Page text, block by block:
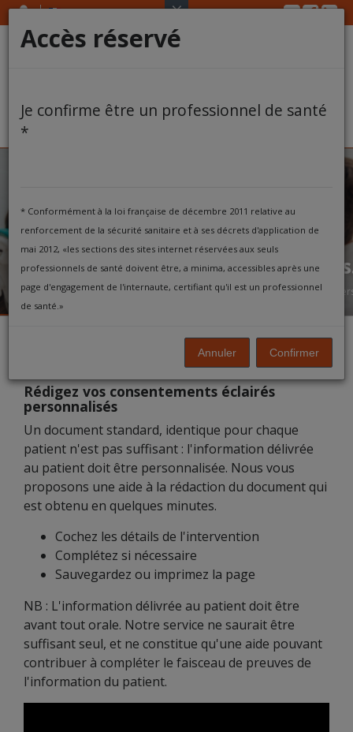
Skip
to
content
Twitter
SARL
Personnalisez vos consentements
Profitez d'un essai gratuit et sans
engagement de 10
Expliquez vos plans de traitements, rédigez vos consentements éclairés
Accès réservé
Je confirme être un professionnel de santé
*
* Conformément à la loi française de décembre 2011 relative au
renforcement de la sécurité sanitaire et à ses décrets d'application de
mai 2012, «les sections des sites internet réservées aux seuls
professionnels de santé doivent être, a minima, accessibles après une
page d'engagement de l'internaute, certifiant qu'il est un professionnel
de santé.»
Annuler Confirmer
Bienvenue sur le site
Consentement-Eclairé.fr
Rédigez vos consentements éclairés
personnalisés
Un document standard, identique pour chaque
patient n'est pas suffisant : l'information délivrée
au patient doit être personnalisée. Nous vous
proposons une aide à la rédaction du document qui
est obtenu en quelques minutes.
Cochez les détails de l'intervention
Complétez si nécessaire
Sauvegardez ou imprimez la page
NB : L'information délivrée au patient doit être
avant tout orale. Notre service ne saurait être
suffisant seul, et ne constitue qu'une aide pouvant
contribuer à compléter le faisceau de preuves de
l'information du patient.
AIDE